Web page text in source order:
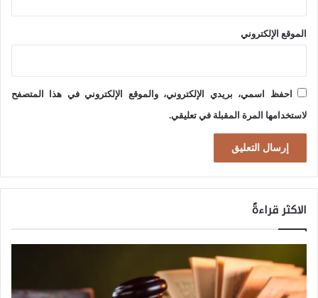
ا
ل
و
ا
ف
و
ع
د
ا
ل
الموقع الإلكتروني
احفظ اسمي، بريدي الإلكتروني، والموقع الإلكتروني في هذا المتصفح
لاستخدامها المرة المقبلة في تعليقي.
الاكثر قراءةً